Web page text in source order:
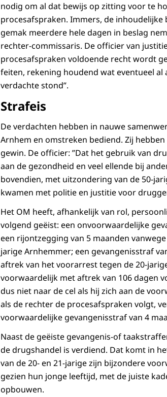
nodig om al dat bewijs op zitting voor te
procesafspraken. Immers, de
gemak meerdere hele dagen in beslag
rechter-commissaris. De officier van
procesafspraken voldoende recht wordt
feiten, rekening houdend wat eventueel
verdachte stond”.
Strafeis
De verdachten hebben in nauwe
Arnhem en omstreken bediend. Zij
gewin. De officier: ”Dat het gebruik van
aan de gezondheid en veel ellende bij
bovendien, met uitzondering van de 50-
kwamen met politie en justitie voor
Het OM heeft, afhankelijk van rol,
volgend geëist: een onvoorwaardelijke
een rijontzegging van 5 maanden
jarige Arnhemmer; een gevangenisstraf
aftrek van het voorarrest tegen de 20-
voorwaardelijk met aftrek van 106 dagen
dus niet naar de cel als hij zich aan de
als de rechter de procesafspraken volgt,
voorwaardelijke gevangenisstraf van 4
Naast de geëiste gevangenis-of
de drugshandel is verdiend. Dat komt in
van de 20- en 21-jarige zijn bijzondere
gezien hun jonge leeftijd, met de juiste
opbouwen.